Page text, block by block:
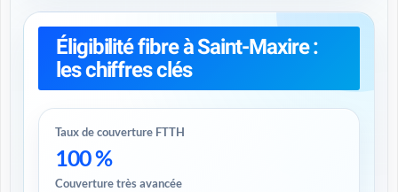
Éligibilité fibre à Saint-Maxire :
les chiffres clés
Taux de couverture FTTH
100 %
Couverture très avancée